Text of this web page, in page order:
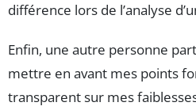
différence lors de l’analyse
Enfin, une autre personne
mettre en avant mes points
transparent sur mes